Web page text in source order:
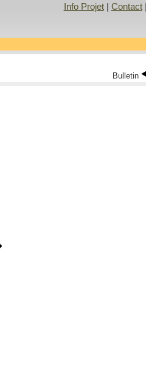
Info Projet| Contact|
Bulletin